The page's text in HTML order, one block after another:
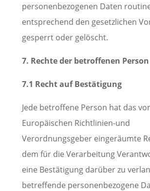
personenbezogenen Daten
entsprechend den gesetzlichen
gesperrt oder gelöscht.
7. Rechte der betroffenen Person
7.1 Recht auf Bestätigung
Jede betroffene Person hat das
Europäischen Richtlinien-und
Verordnungsgeber eingeräumte
dem für die Verarbeitung
eine Bestätigung darüber zu
betreffende personenbezogene